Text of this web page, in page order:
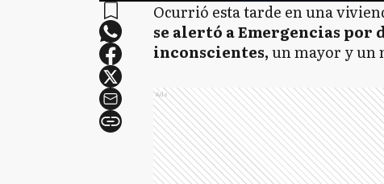
Ocurrió esta tarde en una
se alertó a Emergencias por
inconscientes,un mayor y un
Ads